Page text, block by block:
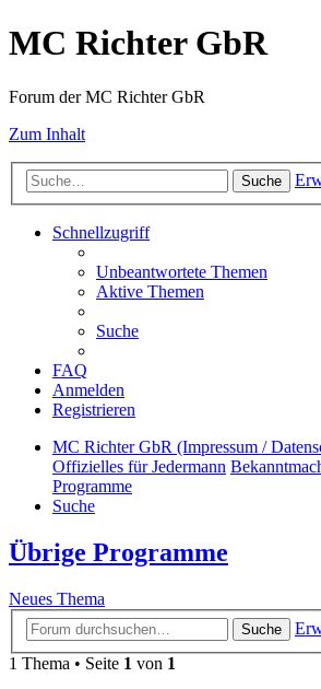
MC Richter GbR
Forum der MC Richter GbR
Zum Inhalt
Suche
Schnellzugriff
Unbeantwortete Themen
Aktive Themen
Suche
FAQ
Anmelden
Registrieren
MC Richter GbR (Impressum /
Offizielles für Jedermann
Programme
Suche
Übrige Programme
Neues Thema
Suche
1 Thema • Seite 1 von 1